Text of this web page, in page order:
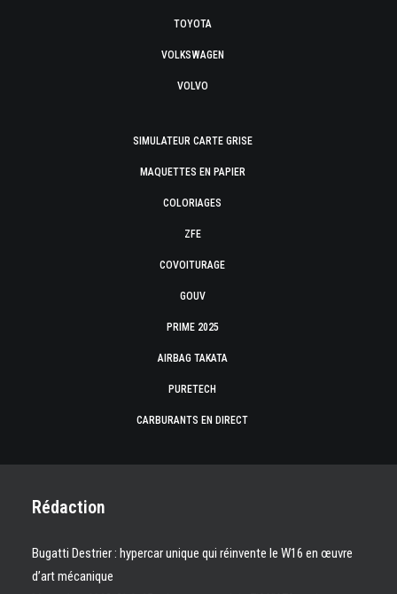
TOYOTA
VOLKSWAGEN
VOLVO
SIMULATEUR CARTE GRISE
MAQUETTES EN PAPIER
COLORIAGES
ZFE
COVOITURAGE
GOUV
PRIME 2025
AIRBAG TAKATA
PURETECH
CARBURANTS EN DIRECT
Rédaction
Bugatti Destrier : hypercar unique qui réinvente le W16 en œuvre
d’art mécanique